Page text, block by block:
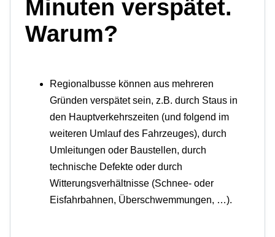
Minuten verspätet.
Warum?
Regionalbusse können aus mehreren
Gründen verspätet sein, z.B. durch Staus in
den Hauptverkehrszeiten (und folgend im
weiteren Umlauf des Fahrzeuges), durch
Umleitungen oder Baustellen, durch
technische Defekte oder durch
Witterungsverhältnisse (Schnee- oder
Eisfahrbahnen, Überschwemmungen, …).